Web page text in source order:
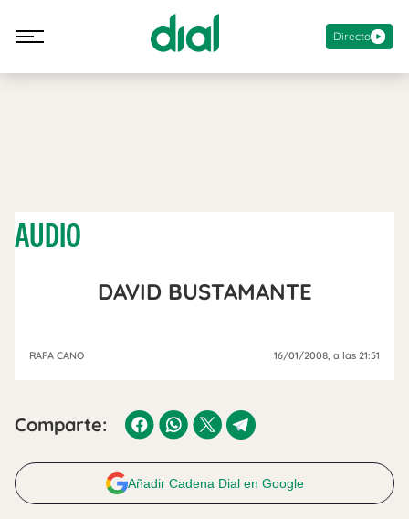
Directo
AUDIO
DAVID BUSTAMANTE
RAFA CANO 16/01/2008, a las 21:51
Comparte:
Añadir Cadena Dial en Google